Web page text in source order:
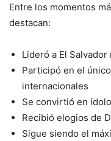
Entre los momentos
destacan:
Lideró a El Salvador
Participó en el
internacionales
Se convirtió en
Recibió elogios de
Sigue siendo el